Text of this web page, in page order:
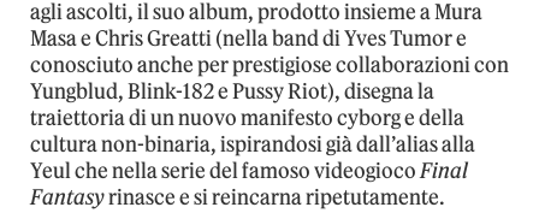
agli ascolti, il suo album, prodotto insieme a Mura
Masa e Chris Greatti (nella band di Yves Tumor e
conosciuto anche per prestigiose collaborazioni con
Yungblud, Blink-182 e Pussy Riot), disegna la
traiettoria di un nuovo manifesto cyborg e della
cultura non-binaria, ispirandosi già dall’alias alla
Yeul che nella serie del famoso videogiocoFinal
Fantasyrinasce e si reincarna ripetutamente.